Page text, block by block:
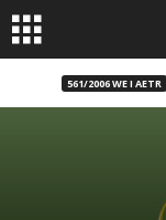
561/2006 WE I AETR